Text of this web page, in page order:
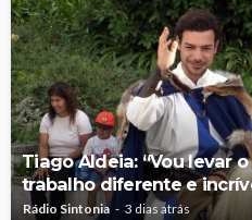
Tiago Aldeia: “Vou levar
trabalho diferente e
Rádio Sintonia 3 dias atrás